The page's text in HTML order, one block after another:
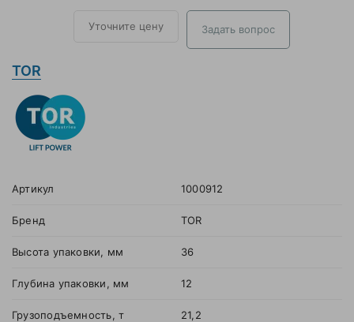
Уточните цену Задать вопрос
TOR
Артикул 1000912
Бренд TOR
Высота упаковки, мм 36
Глубина упаковки, мм 12
Грузоподъемность, т 21,2